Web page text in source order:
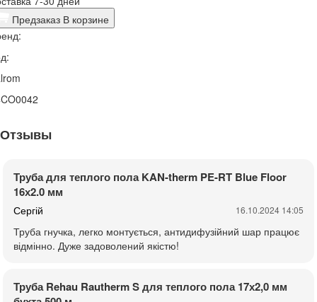
Предзаказ В корзине
Отзывы
Труба для теплого пола KAN-therm PE-RT Blue Floor
16х2.0 мм
Сергій 16.10.2024 14:05
Труба гнучка, легко монтується, антидифузійний шар працює
відмінно. Дуже задоволений якістю!
Труба Rehau Rautherm S для теплого пола 17х2,0 мм